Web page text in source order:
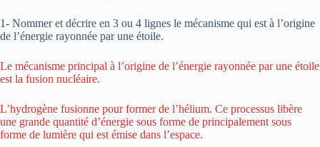
1- Nommer et décrire en 3 ou 4 lignes le mécanisme qui est à l’origine
de l’énergie rayonnée par une étoile.
Le mécanisme principal à l’origine de l’énergie rayonnée par une étoile
est la fusion nucléaire.
L’hydrogène fusionne pour former de l’hélium. Ce processus libère
une grande quantité d’énergie sous forme de principalement sous
forme de lumière qui est émise dans l’espace.